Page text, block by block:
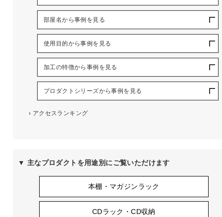
部屋名から事例を見る
使用目的から事例を見る
加工の特徴から事例を見る
プロダクトシリーズから事例を見る
› アクセスランキング
▼ 主なプロダクトを用途別にご覧いただけます
本棚・マガジンラック
CDラック・CD収納